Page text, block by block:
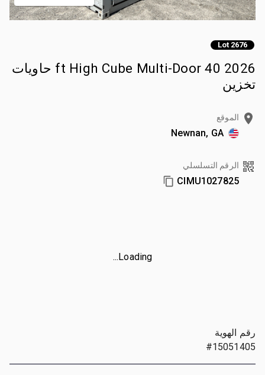
Lot 2676
2026 40 ft High Cube Multi-Door حاويات
تخزين
الموقع
Newnan, GA
الرقم التسلسلي
CIMU1027825
Loading...
رقم الهوية
#15051405